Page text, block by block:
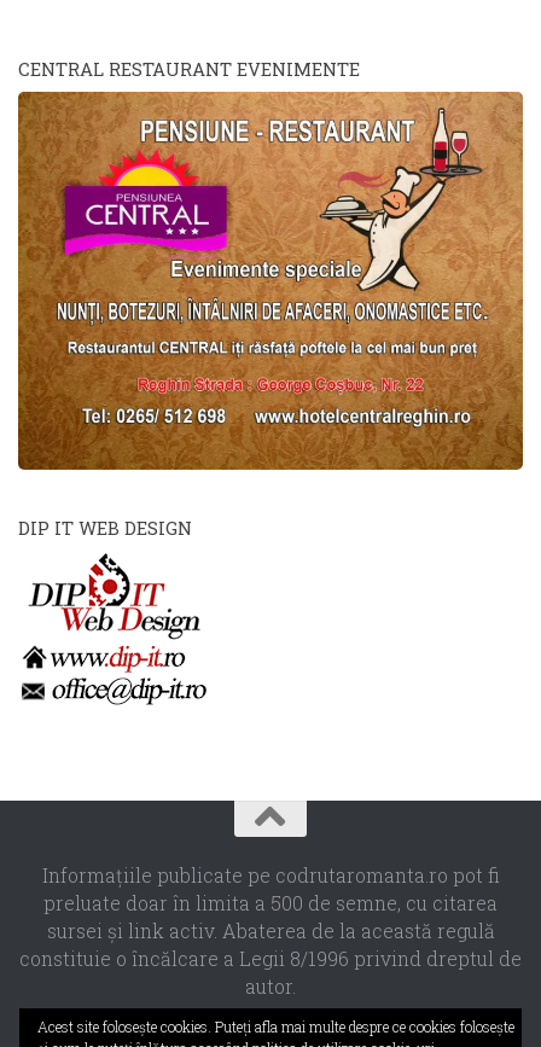
CENTRAL RESTAURANT EVENIMENTE
DIP IT WEB DESIGN
Informaţiile publicate pe codrutaromanta.ro pot fi
preluate doar în limita a 500 de semne, cu citarea
sursei şi link activ. Abaterea de la această regulă
constituie o încălcare a Legii 8/1996 privind dreptul de
autor.
Propulsat de - Designed with theHueman theme
Acest site foloseşte cookies. Puteţi afla mai multe despre ce cookies foloseşte